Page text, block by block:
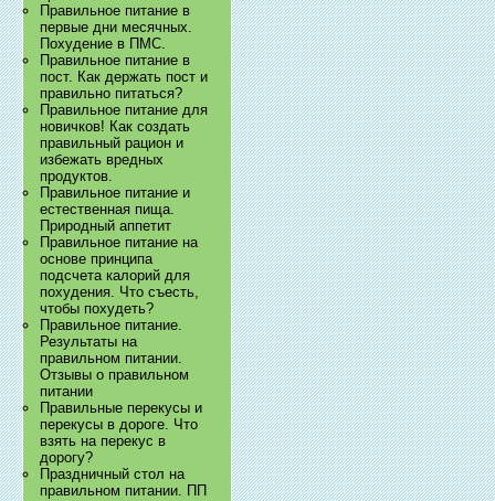
Правильное питание в
первые дни месячных.
Похудение в ПМС.
Правильное питание в
пост. Как держать пост и
правильно питаться?
Правильное питание для
новичков! Как создать
правильный рацион и
избежать вредных
продуктов.
Правильное питание и
естественная пища.
Природный аппетит
Правильное питание на
основе принципа
подсчета калорий для
похудения. Что съесть,
чтобы похудеть?
Правильное питание.
Результаты на
правильном питании.
Отзывы о правильном
питании
Правильные перекусы и
перекусы в дороге. Что
взять на перекус в
дорогу?
Праздничный стол на
правильном питании. ПП